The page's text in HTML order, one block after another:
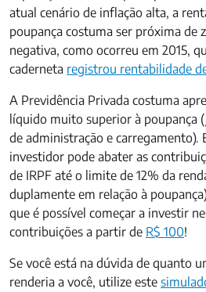
atual cenário de inflação alta, a
poupança costuma ser próxima de
negativa, como ocorreu em 2015,
caderneta registrou rentabilidade
A Previdência Privada costuma
líquido muito superior à poupança
de administração e carregamento).
investidor pode abater as
de IRPF até o limite de 12% da
duplamente em relação à
que é possível começar a investir
contribuições a partir de R$ 100!
Se você está na dúvida de quanto
renderia a você, utilize este